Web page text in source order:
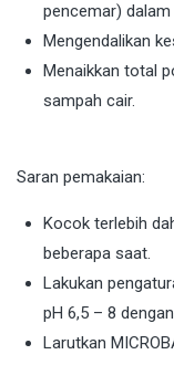
pencemar)
Mengendalikan
Menaikkan total
sampah cair.
Saran pemakaian:
Kocok terlebih
beberapa saat.
Lakukan
pH 6,5 – 8
Larutkan